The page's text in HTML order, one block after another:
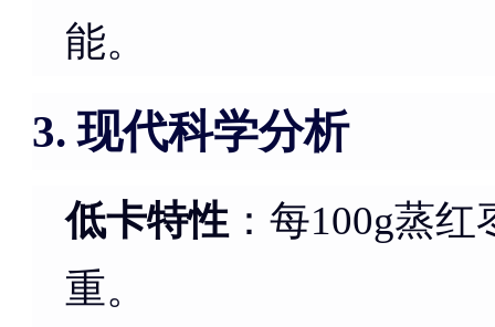
能。
3. 现代科学分析
低卡特性 ：每100g蒸
重。